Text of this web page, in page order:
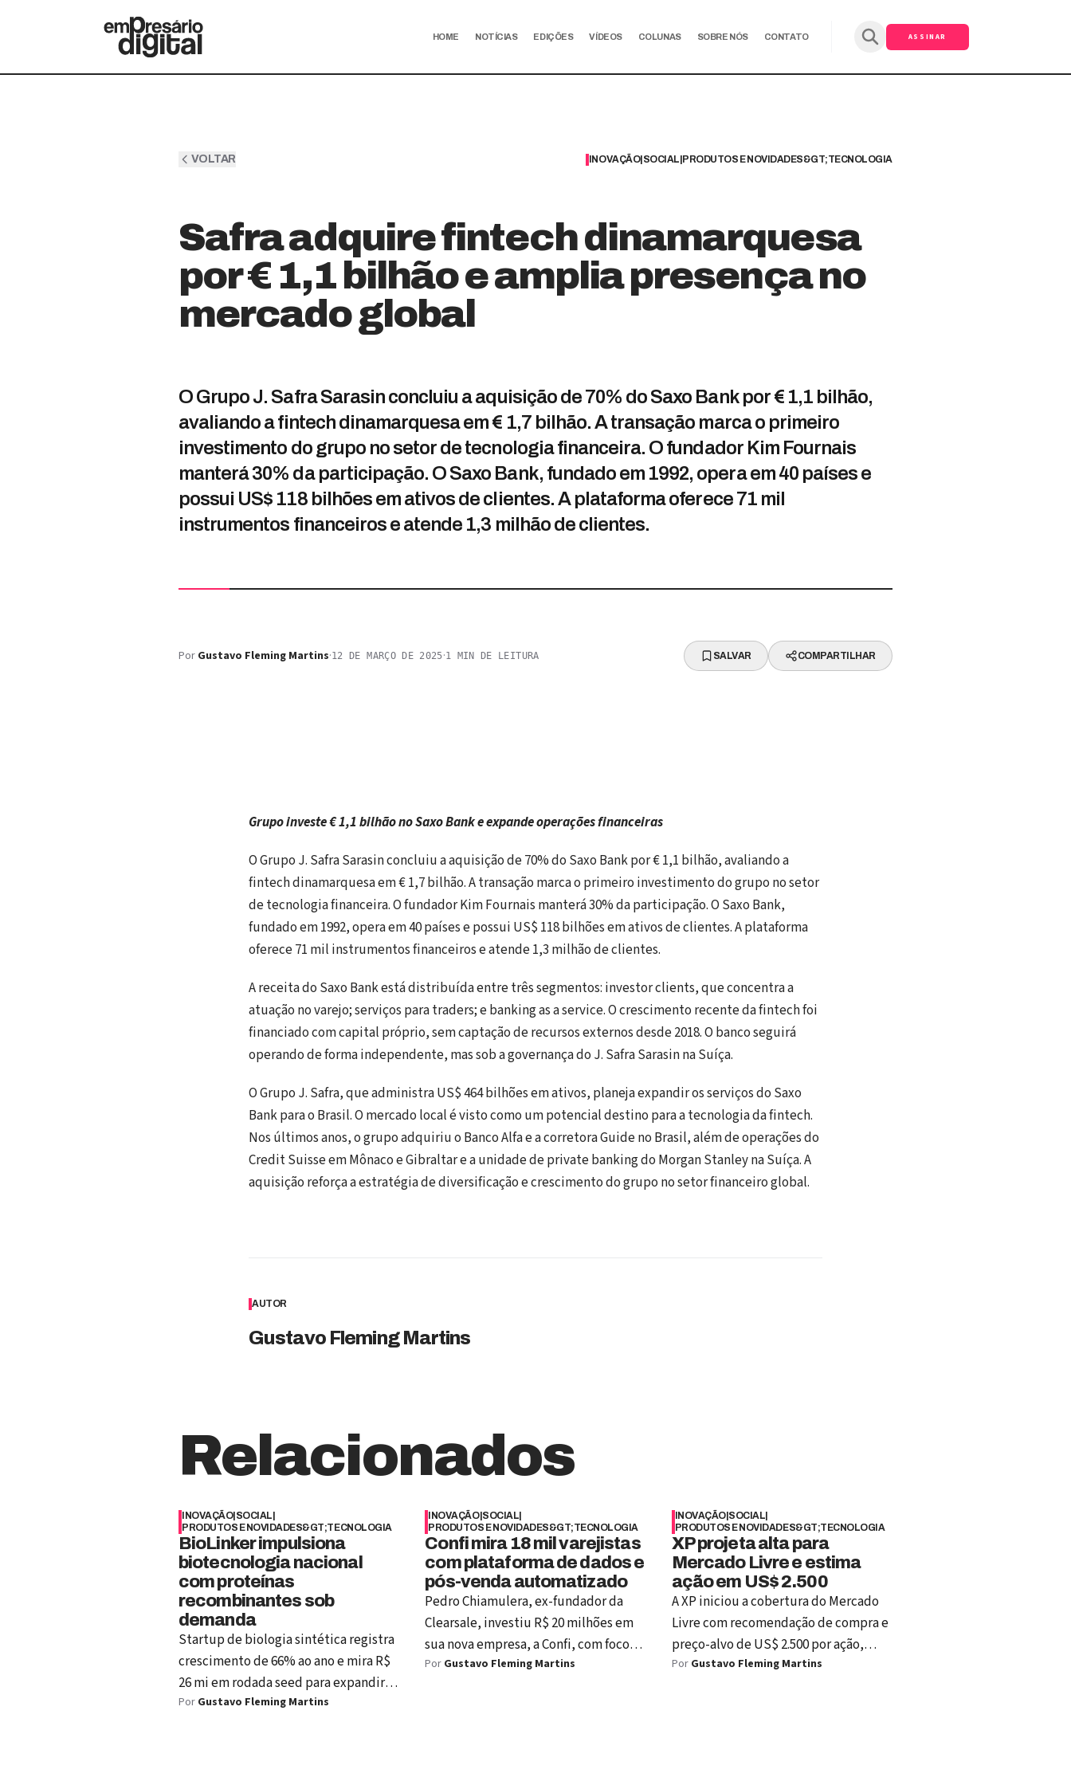
HOME NOTÍCIAS EDIÇÕES VÍDEOS COLUNAS SOBRE NÓS CONTATO ASSINAR
VOLTAR INOVAÇÃO|SOCIAL|PRODUTOS E NOVIDADES&GT;TECNOLOGIA
Safra adquire fintech dinamarquesa
por € 1,1 bilhão e amplia presença no
mercado global
O Grupo J. Safra Sarasin concluiu a aquisição de 70% do Saxo Bank por € 1,1 bilhão,
avaliando a fintech dinamarquesa em € 1,7 bilhão. A transação marca o primeiro
investimento do grupo no setor de tecnologia financeira. O fundador Kim Fournais
manterá 30% da participação. O Saxo Bank, fundado em 1992, opera em 40 países e
possui US$ 118 bilhões em ativos de clientes. A plataforma oferece 71 mil
instrumentos financeiros e atende 1,3 milhão de clientes.
Por Gustavo Fleming Martins·12 DE MARÇO DE 2025·1 MIN DE LEITURA SALVAR COMPARTILHAR
Grupo investe € 1,1 bilhão no Saxo Bank e expande operações financeiras
O Grupo J. Safra Sarasin concluiu a aquisição de 70% do Saxo Bank por € 1,1 bilhão, avaliando a
fintech dinamarquesa em € 1,7 bilhão. A transação marca o primeiro investimento do grupo no setor
de tecnologia financeira. O fundador Kim Fournais manterá 30% da participação. O Saxo Bank,
fundado em 1992, opera em 40 países e possui US$ 118 bilhões em ativos de clientes. A plataforma
oferece 71 mil instrumentos financeiros e atende 1,3 milhão de clientes.
A receita do Saxo Bank está distribuída entre três segmentos: investor clients, que concentra a
atuação no varejo; serviços para traders; e banking as a service. O crescimento recente da fintech foi
financiado com capital próprio, sem captação de recursos externos desde 2018. O banco seguirá
operando de forma independente, mas sob a governança do J. Safra Sarasin na Suíça.
O Grupo J. Safra, que administra US$ 464 bilhões em ativos, planeja expandir os serviços do Saxo
Bank para o Brasil. O mercado local é visto como um potencial destino para a tecnologia da fintech.
Nos últimos anos, o grupo adquiriu o Banco Alfa e a corretora Guide no Brasil, além de operações do
Credit Suisse em Mônaco e Gibraltar e a unidade de private banking do Morgan Stanley na Suíça. A
aquisição reforça a estratégia de diversificação e crescimento do grupo no setor financeiro global.
AUTOR
Gustavo Fleming Martins
Relacionados
INOVAÇÃO| SOCIAL
PRODUTOS E NOVIDADES&GT;TECNOLOGIA
BioLinker impulsiona
biotecnologia nacional
com proteínas
recombinantes sob
demanda
Startup de biologia sintética registra
crescimento de 66% ao ano e mira R$
26 mi em rodada seed para expandir
produção a até 2 mil proteínas em
Por Gustavo Fleming Martins
INOVAÇÃO| SOCIAL
PRODUTOS E NOVIDADES&GT;TECNOLOGIA
Confi mira 18 mil varejistas
com plataforma de dados e
pós-venda automatizado
Pedro Chiamulera, ex-fundador da
Clearsale, investiu R$ 20 milhões em
sua nova empresa, a Confi, com foco
em soluções baseadas em dados de
Por Gustavo Fleming Martins
INOVAÇÃO| SOCIAL
PRODUTOS E NOVIDADES&GT;TECNOLOGIA
XP projeta alta para
Mercado Livre e estima
ação em US$ 2.500
A XP iniciou a cobertura do Mercado
Livre com recomendação de compra e
preço-alvo de US$ 2.500 por ação,
representando um potencial de
Por Gustavo Fleming Martins